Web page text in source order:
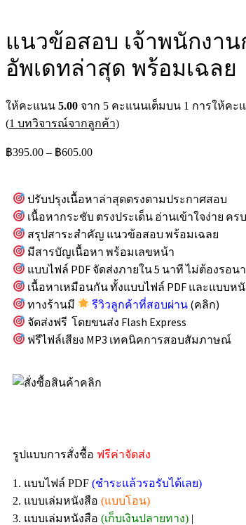
แนวข้อสอบ เจ้าพนักงา
อัพเดทล่าสุด พร้อมเฉลย
ให้คะแนน 5.00 จาก 5 คะแนนเต็มบน 1 การให้คะ
(1 บทวิจารณ์จากลูกค้า)
฿395.00 – ฿605.00
ปรับปรุงเนื้อหาล่าสุดตรงตามประกาศสอบ
เนื้อหากระชับ ตรงประเด็น อ่านเข้าใจง่าย คร
สรุปสาระสำคัญ แนวข้อสอบ พร้อมเฉลย
มีสารบัญเนื้อหา พร้อมเลขหน้า
แบบไฟล์ PDF จัดส่งภายใน 5 นาที ไม่ต้องรอน
เนื้อหาเหมือนกัน ทั้งแบบไฟล์ PDF และแบบห
ทางร้านมี
รีวิวลูกค้าที่สอบผ่าน (คลิก)
จัดส่งฟรี โดยขนส่ง Flash Express
ฟรีไฟล์เสียง MP3 เทคนิคการสอบสัมภาษณ์
รูปแบบการสั่งชื้อ ฟรีค่าจัดส่ง
1. แบบไฟล์ PDF (ชำระแล้วรอรับได้เลย)
2. แบบเล่มหนังสือ (แบบโอน)
3. แบบเล่มหนังสือ (เก็บเงินปลายทาง) |